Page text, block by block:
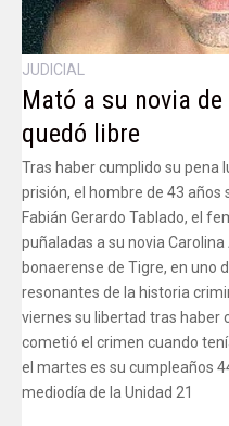
JUDICIAL
Mató a su novia
quedó libre
Tras haber cumplido su pena
prisión, el hombre de 43 años
Fabián Gerardo Tablado, el
puñaladas a su novia
bonaerense de Tigre, en uno
resonantes de la historia
viernes su libertad tras haber
cometió el crimen cuando
el martes es su cumpleaños
mediodía de la Unidad 21